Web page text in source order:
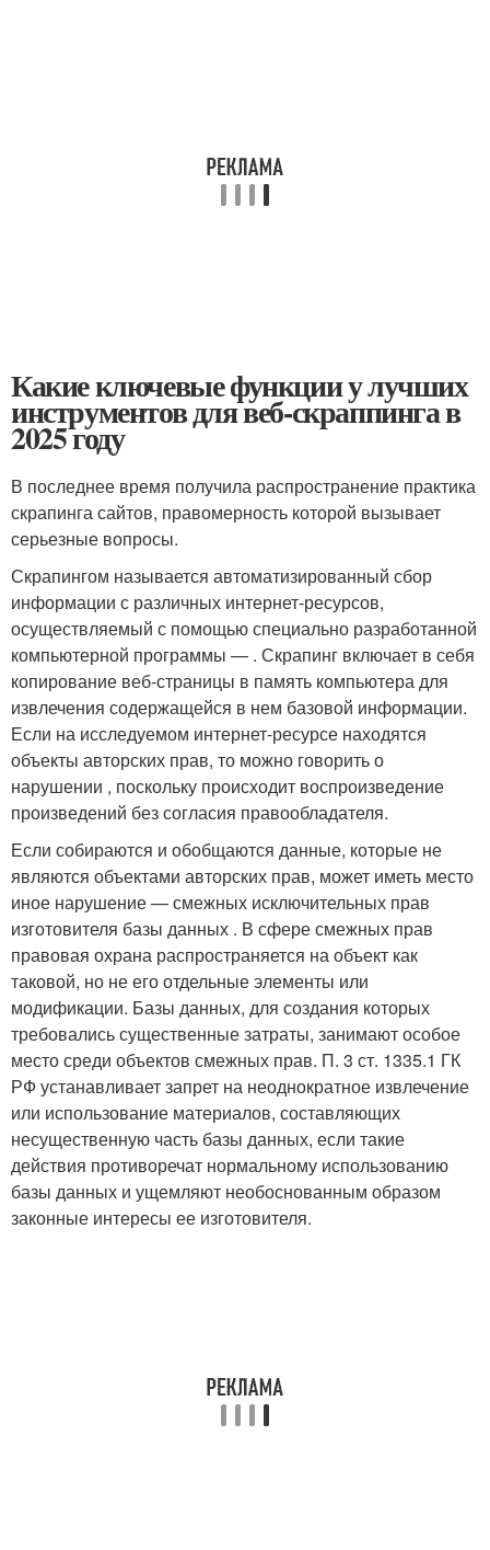
Какие ключевые функции у лучших
инструментов для веб-скраппинга в
2025 году
В последнее время получила распространение практика
скрапинга сайтов, правомерность которой вызывает
серьезные вопросы.
Скрапингом называется автоматизированный сбор
информации с различных интернет-ресурсов,
осуществляемый с помощью специально разработанной
компьютерной программы — . Скрапинг включает в себя
копирование веб-страницы в память компьютера для
извлечения содержащейся в нем базовой информации.
Если на исследуемом интернет-ресурсе находятся
объекты авторских прав, то можно говорить о
нарушении , поскольку происходит воспроизведение
произведений без согласия правообладателя.
Если собираются и обобщаются данные, которые не
являются объектами авторских прав, может иметь место
иное нарушение — смежных исключительных прав
изготовителя базы данных . В сфере смежных прав
правовая охрана распространяется на объект как
таковой, но не его отдельные элементы или
модификации. Базы данных, для создания которых
требовались существенные затраты, занимают особое
место среди объектов смежных прав. П. 3 ст. 1335.1 ГК
РФ устанавливает запрет на неоднократное извлечение
или использование материалов, составляющих
несущественную часть базы данных, если такие
действия противоречат нормальному использованию
базы данных и ущемляют необоснованным образом
законные интересы ее изготовителя.